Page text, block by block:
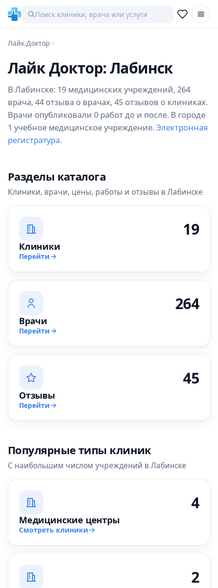
Лайк.Доктор
Лайк Доктор: Лабинск
В Лабинске: 19 медицинских учреждений, 264
врача, 44 отзыва о врачах, 45 отзывов о клиниках.
Врачи опубликовали 0 работ до и после. В городе
1 учебное медицинское учреждение. Электронная
регистратура.
Разделы каталога
Клиники, врачи, цены, работы и отзывы в Лабинске
19
Клиники
Перейти
264
Врачи
Перейти
45
Отзывы
Перейти
Популярные типы клиник
С наибольшим числом учреждений в Лабинске
4
Медицинские центры
Смотреть клиники
2